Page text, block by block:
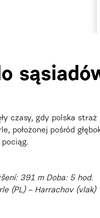
czasy, gdy polska
położonej pośród
391 m Doba: 5 hod.
(PL) – Harrachov (vlak)